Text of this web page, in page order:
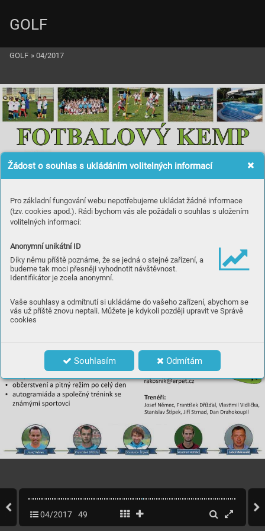
Žádost o souhlas s ukládáním volitelných informací
Pro základní fungování webu nepotřebujeme ukládat žádné informace
(tzv. cookies apod.). Rádi bychom vás ale požádali o souhlas s uložením
volitelných informací:
Anonymní unikátní ID
Díky němu příště poznáme, že se jedná o stejné zařízení, a
budeme tak moci přesněji vyhodnotit návštěvnost.
Identifikátor je zcela anonymní.
Vaše souhlasy a odmítnutí si ukládáme do vašeho zařízení, abychom se
vás už příště znovu neptali. Můžete je kdykoli později upravit ve Správě
cookies
Souhlasím Odmítám
GOLF
GOLF » 04/2017
04/2017 49